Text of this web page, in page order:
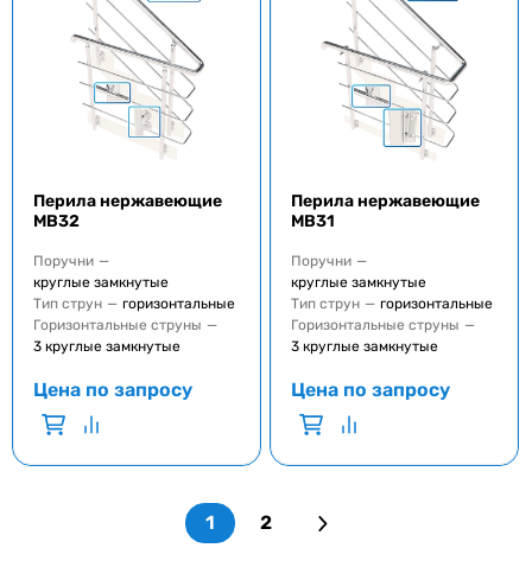
Перила нержавеющие
MB32
Поручни —
круглые замкнутые
Тип струн — горизонтальные
Горизонтальные струны —
3 круглые замкнутые
Цена по запросу
Перила нержавеющие
MB31
Поручни —
круглые замкнутые
Тип струн — горизонтальные
Горизонтальные струны —
3 круглые замкнутые
Цена по запросу
1 2